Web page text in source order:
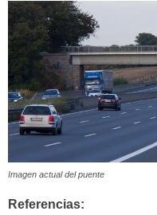
Imagen actual del puente
Referencias: